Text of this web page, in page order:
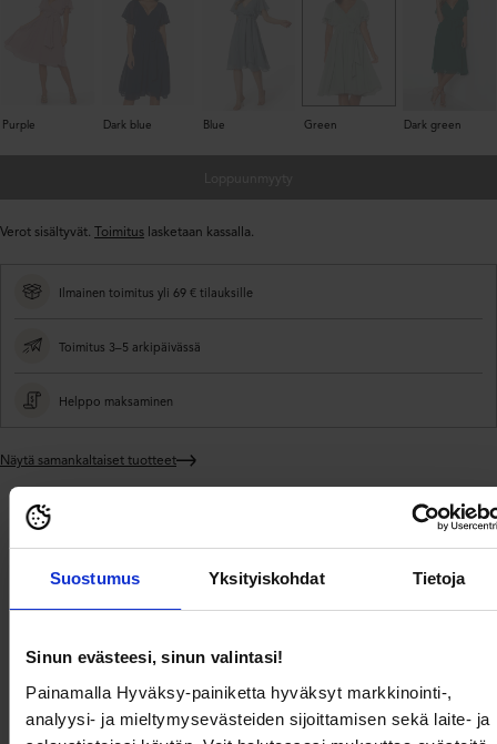
Suostumus Yksityiskohdat Tietoja
Sinun evästeesi, sinun valintasi!
Painamalla Hyväksy-painiketta hyväksyt markkinointi-,
analyysi- ja mieltymysevästeiden sijoittamisen sekä laite- ja
Purple Dark blue Blue Green Dark green
Verot sisältyvät. Toimitus lasketaan kassalla.
Ilmainen toimitus yli 69 € tilauksille
Toimitus 3–5 arkipäivässä
Helppo maksaminen
Näytä samankaltaiset tuotteet
tuote
ostoskoriin
Tuotekuvaus Tuotetiedot
maksaminen
- Ilmavaksi neulottu materiaali.
- Kietaisumalli ylhäällä.
- Kuminauha vyötäröllä.
- Irrotettava solmunauha vyötäröllä.